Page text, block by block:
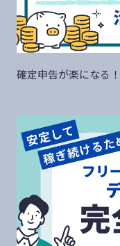
確定申告が楽になる